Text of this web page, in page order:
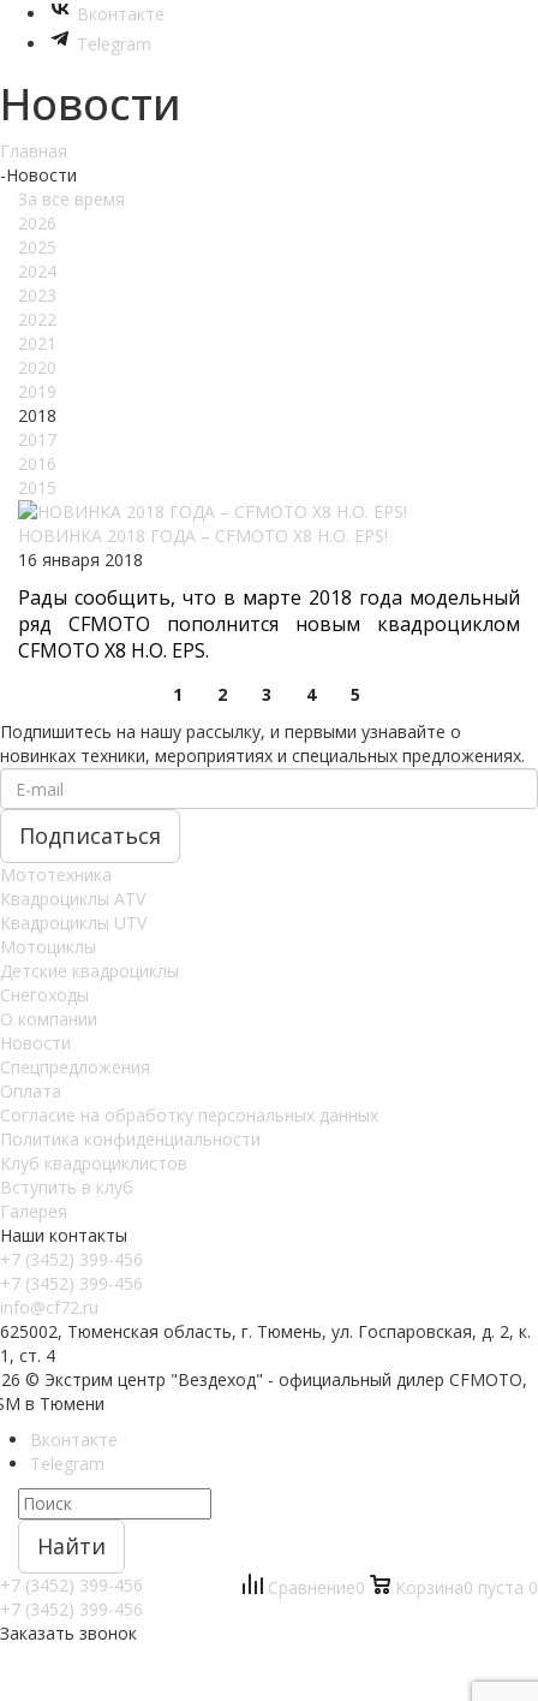
Вконтакте
Telegram
Новости
Главная
-Новости
За все время
2026
2025
2024
2023
2022
2021
2020
2019
2018
2017
2016
2015
НОВИНКА 2018 ГОДА – CFMOTO X8 H.O. EPS!
16 января 2018
Рады сообщить, что в марте 2018 года модельный
ряд CFMOTO пополнится новым квадроциклом
CFMOTO X8 H.O. EPS.
1 2 3 4
5
Подпишитесь на нашу рассылку, и первыми узнавайте о
новинках техники, мероприятиях и специальных предложениях.
Мототехника
Квадроциклы ATV
Квадроциклы UTV
Мотоциклы
Детские квадроциклы
Снегоходы
О компании
Новости
Спецпредложения
Оплата
Согласие на обработку персональных данных
Политика конфиденциальности
Клуб квадроциклистов
Вступить в клуб
Галерея
Наши контакты
+7 (3452) 399-456
+7 (3452) 399-456
info@cf72.ru
625002, Тюменская область, г. Тюмень, ул. Госпаровская, д. 2, к.
1, ст. 4
© Экстрим центр "Вездеход" - официальный дилер CFMOTO,
в Тюмени
Вконтакте
Telegram
Найти
+7 (3452) 399-456
+7 (3452) 399-456
Заказать звонок
Сравнение0 Корзина0 пуста 0